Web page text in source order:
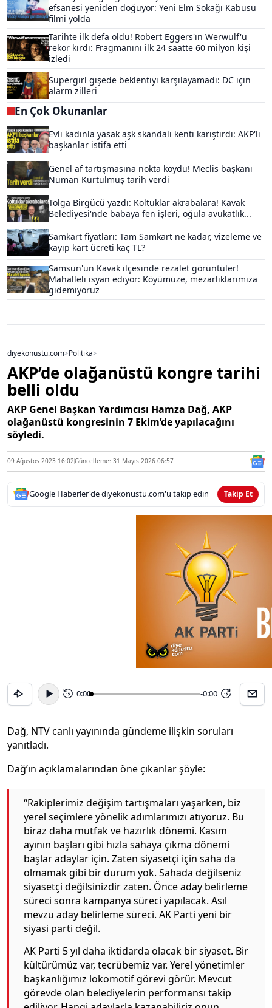
efsanesi yeniden doğuyor: Yeni Elm Sokağı Kabusu
filmi yolda
Tarihte ilk defa oldu! Robert Eggers'ın Werwulf'u
rekor kırdı: Fragmanını ilk 24 saatte 60 milyon kişi
izledi
Supergirl gişede beklentiyi karşılayamadı: DC için
alarm zilleri
En Çok Okunanlar
Evli kadınla yasak aşk skandalı kenti karıştırdı: AKP'li
başkanlar istifa etti
Genel af tartışmasına nokta koydu! Meclis başkanı
Numan Kurtulmuş tarih verdi
Tolga Birgücü yazdı: Koltuklar akrabalara! Kavak
Belediyesi'nde babaya fen işleri, oğula avukatlık...
Samkart fiyatları: Tam Samkart ne kadar, vizeleme ve
kayıp kart ücreti kaç TL?
Samsun'un Kavak ilçesinde rezalet görüntüler!
Mahalleli isyan ediyor: Köyümüze, mezarlıklarımıza
gidemiyoruz
diyekonustu.com>Politika>
AKP’de olağanüstü kongre tarihi
belli oldu
AKP Genel Başkan Yardımcısı Hamza Dağ, AKP
olağanüstü kongresinin 7 Ekim’de yapılacağını
söyledi.
09 Ağustos 2023 16:02Güncelleme: 31 Mayıs 2026 06:57
Google Haberler'de diyekonustu.com'u takip edin Takip Et
15 0:00 -0:00 15
Dağ, NTV canlı yayınında gündeme ilişkin soruları
yanıtladı.
Dağ’ın açıklamalarından öne çıkanlar şöyle:
“Rakiplerimiz değişim tartışmaları yaşarken, biz
yerel seçimlere yönelik adımlarımızı atıyoruz. Bu
biraz daha mutfak ve hazırlık dönemi. Kasım
ayının başları gibi hızla sahaya çıkma dönemi
başlar adaylar için. Zaten siyasetçi için saha da
olmamak gibi bir durum yok. Sahada değilseniz
siyasetçi değilsinizdir zaten. Önce aday belirleme
süreci sonra kampanya süreci yapılacak. Asıl
mevzu aday belirleme süreci. AK Parti yeni bir
siyasi parti değil.
AK Parti 5 yıl daha iktidarda olacak bir siyaset. Bir
kültürümüz var, tecrübemiz var. Yerel yönetimler
başkanlığımız lokomotif görevi görür. Mevcut
görevde olan belediyelerin performansı takip